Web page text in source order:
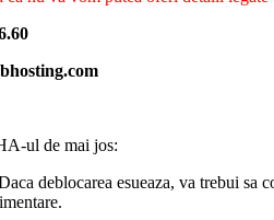
ul de mai jos:
deblocarea esueaza, va trebui